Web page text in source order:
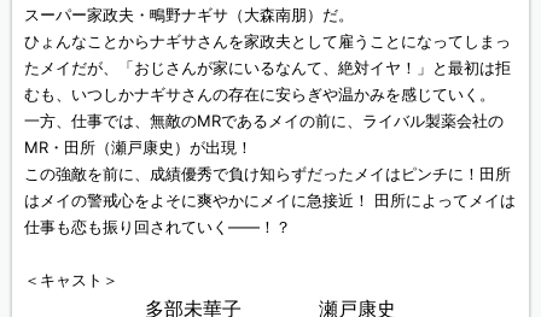
スーパー家政夫・鴫野ナギサ（大森南朋）だ。
ひょんなことからナギサさんを家政夫として雇うことになってしまっ
たメイだが、「おじさんが家にいるなんて、絶対イヤ！」と最初は拒
むも、いつしかナギサさんの存在に安らぎや温かみを感じていく。
一方、仕事では、無敵のMRであるメイの前に、ライバル製薬会社の
MR・田所（瀬戸康史）が出現！
この強敵を前に、成績優秀で負け知らずだったメイはピンチに！田所
はメイの警戒心をよそに爽やかにメイに急接近！ 田所によってメイは
仕事も恋も振り回されていく――！？
＜キャスト＞
多部未華子 瀬戸康史